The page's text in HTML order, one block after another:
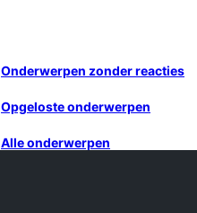
Onderwerpen zonder reacties
Opgeloste onderwerpen
Alle onderwerpen